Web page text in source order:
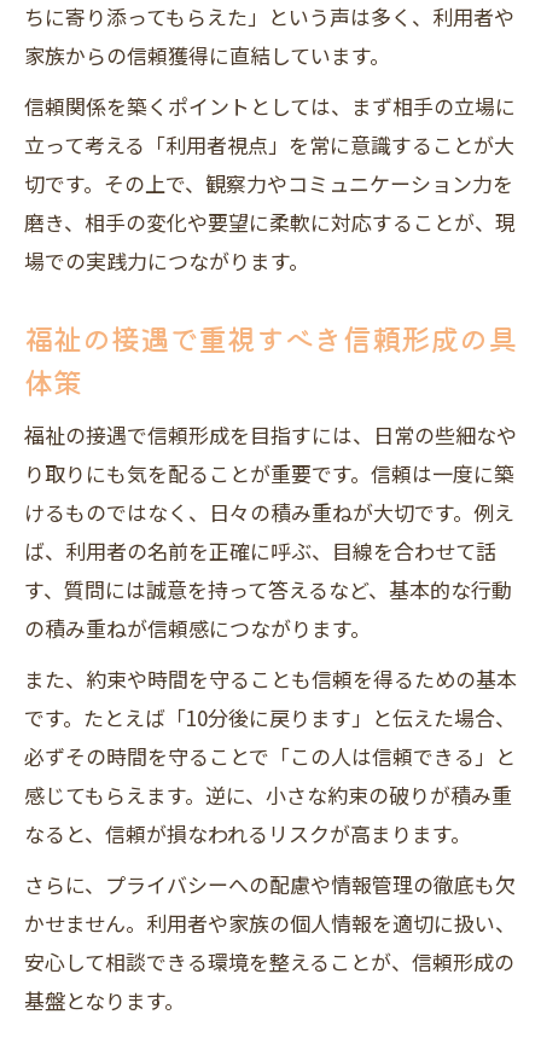
ちに寄り添ってもらえた」という声は多く、利用者や
家族からの信頼獲得に直結しています。
信頼関係を築くポイントとしては、まず相手の立場に
立って考える「利用者視点」を常に意識することが大
切です。その上で、観察力やコミュニケーション力を
磨き、相手の変化や要望に柔軟に対応することが、現
場での実践力につながります。
福祉の接遇で重視すべき信頼形成の具
体策
福祉の接遇で信頼形成を目指すには、日常の些細なや
り取りにも気を配ることが重要です。信頼は一度に築
けるものではなく、日々の積み重ねが大切です。例え
ば、利用者の名前を正確に呼ぶ、目線を合わせて話
す、質問には誠意を持って答えるなど、基本的な行動
の積み重ねが信頼感につながります。
また、約束や時間を守ることも信頼を得るための基本
です。たとえば「10分後に戻ります」と伝えた場合、
必ずその時間を守ることで「この人は信頼できる」と
感じてもらえます。逆に、小さな約束の破りが積み重
なると、信頼が損なわれるリスクが高まります。
さらに、プライバシーへの配慮や情報管理の徹底も欠
かせません。利用者や家族の個人情報を適切に扱い、
安心して相談できる環境を整えることが、信頼形成の
基盤となります。